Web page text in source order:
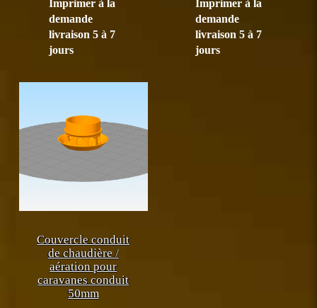
Imprimer à la
demande
livraison 5 à 7
jours
Imprimer à la
demande
livraison 5 à 7
jours
Couvercle conduit
de chaudière /
aération pour
caravanes conduit
50mm